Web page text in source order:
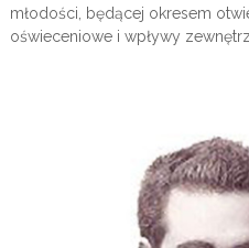
młodości, będącej okresem
oświeceniowe i wpływy